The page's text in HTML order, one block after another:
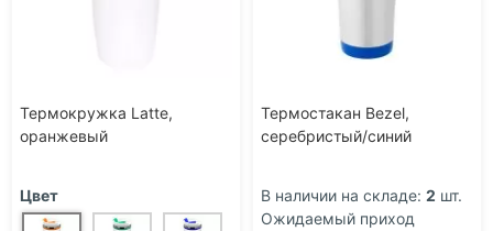
Термокружка Latte,
оранжевый
Цвет
Термостакан Bezel,
серебристый/синий
В наличии на складе: 2 шт.
Ожидаемый приход